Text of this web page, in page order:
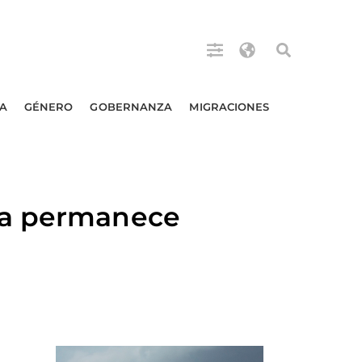
GÉNERO GOBERNANZA MIGRACIONES
permanece